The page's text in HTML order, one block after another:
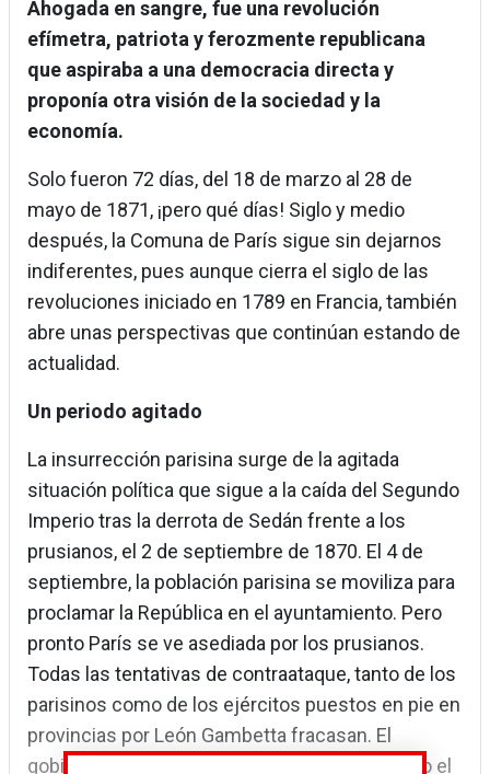
Ahogada en sangre, fue una revolución
efímetra, patriota y ferozmente republicana
que aspiraba a una democracia directa y
proponía otra visión de la sociedad y la
economía.
Solo fueron 72 días, del 18 de marzo al 28 de
mayo de 1871, ¡pero qué días! Siglo y medio
después, la Comuna de París sigue sin dejarnos
indiferentes, pues aunque cierra el siglo de las
revoluciones iniciado en 1789 en Francia, también
abre unas perspectivas que continúan estando de
actualidad.
Un periodo agitado
La insurrección parisina surge de la agitada
situación política que sigue a la caída del Segundo
Imperio tras la derrota de Sedán frente a los
prusianos, el 2 de septiembre de 1870. El 4 de
septiembre, la población parisina se moviliza para
proclamar la República en el ayuntamiento. Pero
pronto París se ve asediada por los prusianos.
Todas las tentativas de contraataque, tanto de los
parisinos como de los ejércitos puestos en pie en
provincias por León Gambetta fracasan. El
gobierno provisional decide firmar el armisticio el